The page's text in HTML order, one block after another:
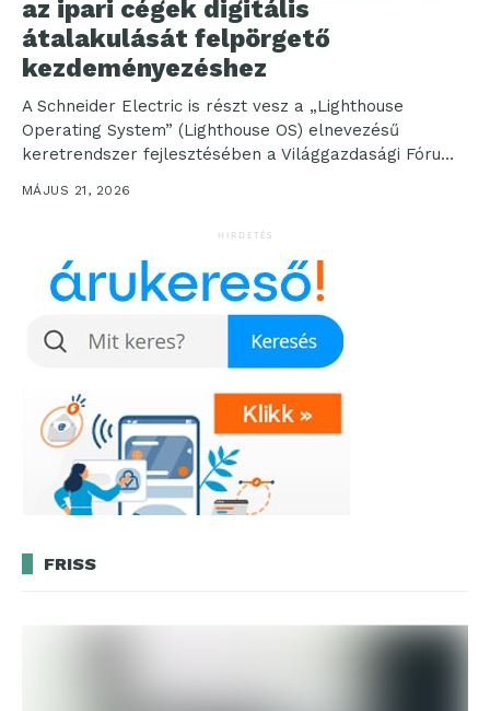
az ipari cégek digitális
átalakulását felpörgető
kezdeményezéshez
A Schneider Electric is részt vesz a „Lighthouse
Operating System” (Lighthouse OS) elnevezésű
keretrendszer fejlesztésében a Világgazdasági Fórum,
a gyártók, a tanácsadócégek és...
MÁJUS 21, 2026
HIRDETÉS
FRISS